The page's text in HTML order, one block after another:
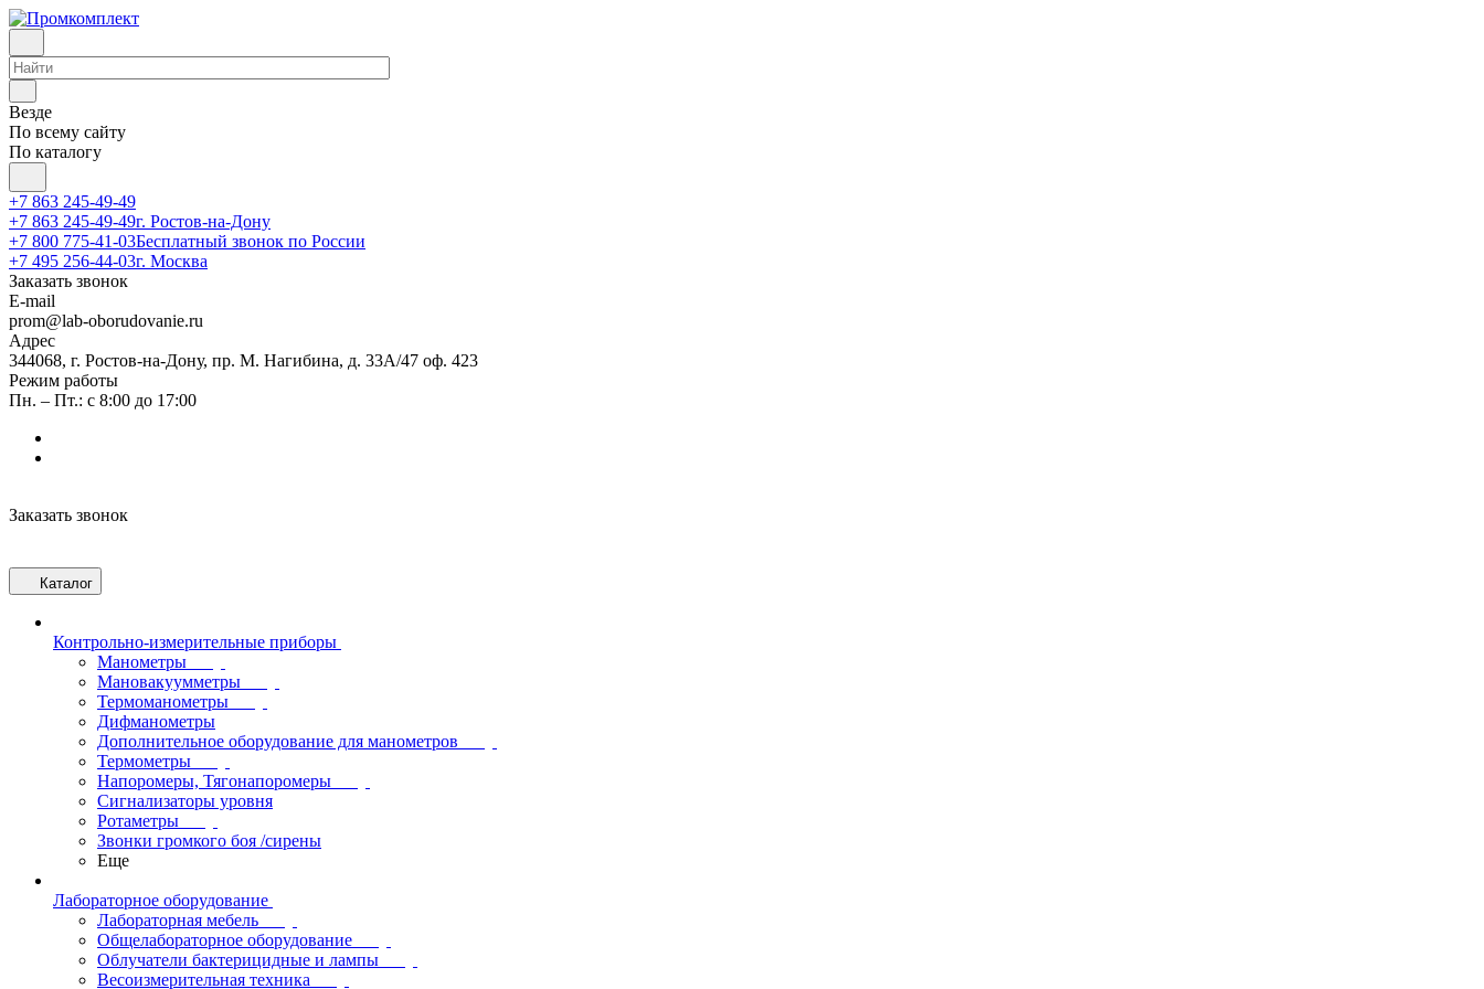
Везде
По всему сайту
По каталогу
+7 863 245-49-49
+7 863 245-49-49г. Ростов-на-Дону
+7 800 775-41-03Бесплатный звонок по России
+7 495 256-44-03г. Москва
Заказать звонок
E-mail
prom@lab-oborudovanie.ru
Адрес
344068, г. Ростов-на-Дону, пр. М. Нагибина, д. 33А/47 оф. 423
Режим работы
Пн. – Пт.: с 8:00 до 17:00
Заказать звонок
Каталог
Контрольно-измерительные приборы
Манометры
Мановакуумметры
Термоманометры
Дифманометры
Дополнительное оборудование для манометров
Термометры
Напоромеры, Тягонапоромеры
Сигнализаторы уровня
Ротаметры
Звонки громкого боя /сирены
Еще
Лабораторное оборудование
Лабораторная мебель
Общелабораторное оборудование
Облучатели бактерицидные и лампы
Весоизмерительная техника